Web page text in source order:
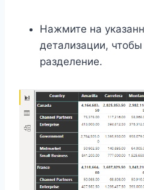
Нажмите на
детализации,
разделение.